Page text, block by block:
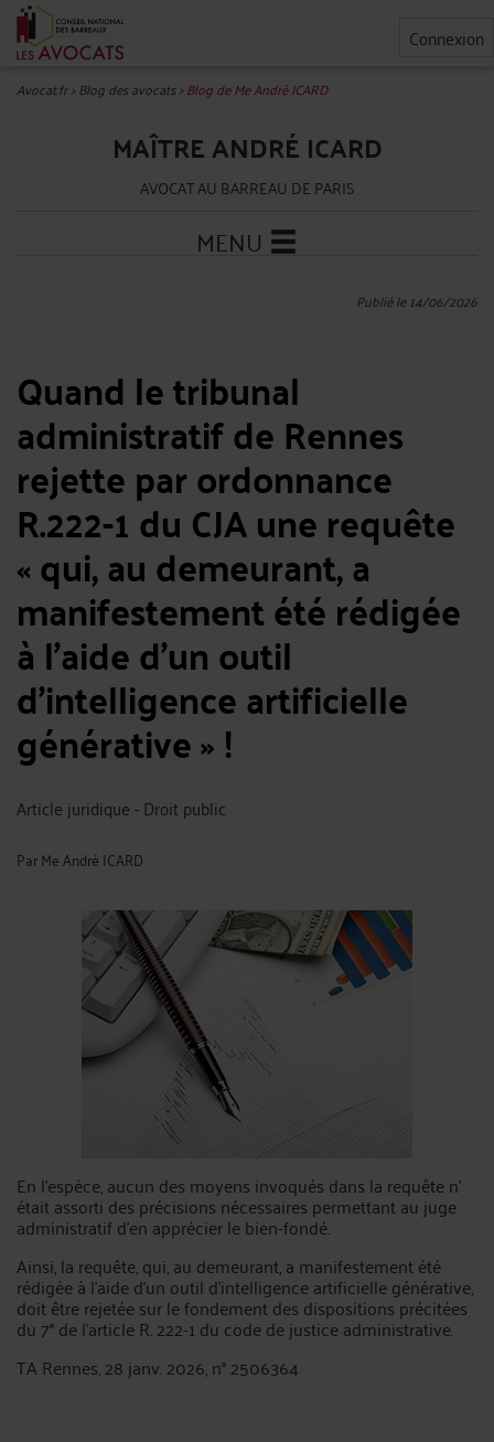
Connexion
Avocat.fr>Blog des avocats>Blog de Me André ICARD
MAÎTRE ANDRÉ ICARD
AVOCAT AU BARREAU DE PARIS
MENU
Publié le 14/06/2026
Quand le tribunal
administratif de Rennes
rejette par ordonnance
R.222-1 du CJA une requête
« qui, au demeurant, a
manifestement été rédigée
à l’aide d’un outil
d’intelligence artificielle
générative » !
Article juridique - Droit public
ParMe André ICARD
En l’espèce, aucun des moyens invoqués dans la requête n’
était assorti des précisions nécessaires permettant au juge
administratif d’en apprécier le bien-fondé.
Ainsi, la requête, qui, au demeurant, a manifestement été
rédigée à l’aide d’un outil d’intelligence artificielle générative,
doit être rejetée sur le fondement des dispositions précitées
du 7° de l’article R. 222-1 du code de justice administrative.
TA Rennes, 28 janv. 2026, n° 2506364